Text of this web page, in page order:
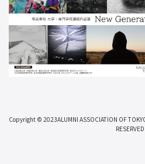
Copyright © 2023ALUMNI ASSOCIATION OF
RESERVED.